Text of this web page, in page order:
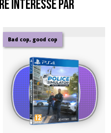
intéressé par
Bad cop, good cop